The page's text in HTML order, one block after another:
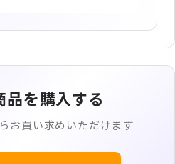
品を購入する
お買い求めいただけます